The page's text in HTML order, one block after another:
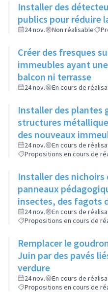
Installer des
publics pour réduire
24 nov. Non réalisable
Créer des fresques
immeubles ayant
balcon ni terrasse
24 nov. En cours de
Installer des plantes
structures
des nouveaux
24 nov.
En cours de
Propositions en cours de
Installer des nichoirs
panneaux
insectes, des fagots
pour stimuler la
Château à la Roue
24 nov.
En cours de
Propositions en cours de
Remplacer le
Juin par des pavés
verdure
24 nov.
En cours de
Propositions en cours de